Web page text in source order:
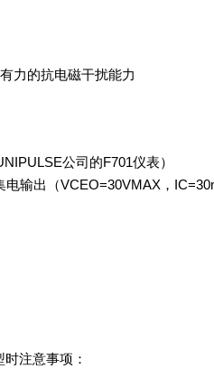
力的抗电磁干扰能力
公司的F701仪表）
电输出（VCEO=30VMAX ，
注意事项：